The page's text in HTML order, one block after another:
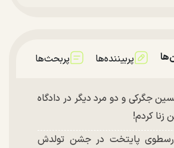
پربیننده‌ها پربحث‌ها
جگرکی و دو مرد دیگر در دادگاه
زنا کردم!
پایتخت در جشن تولدش